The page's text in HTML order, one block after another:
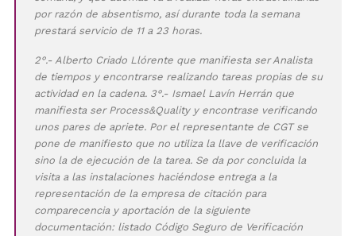
por razón de absentismo, así durante toda la semana
prestará servicio de 11 a 23 horas.
2°.- Alberto Criado Llórente que manifiesta ser Analista
de tiempos y encontrarse realizando tareas propias de su
actividad en la cadena. 3°.- Ismael Lavín Herrán que
manifiesta ser Process&Quality y encontrase verificando
unos pares de apriete. Por el representante de CGT se
pone de manifiesto que no utiliza la llave de verificación
sino la de ejecución de la tarea. Se da por concluida la
visita a las instalaciones haciéndose entrega a la
representación de la empresa de citación para
comparecencia y aportación de la siguiente
documentación: listado Código Seguro de Verificación